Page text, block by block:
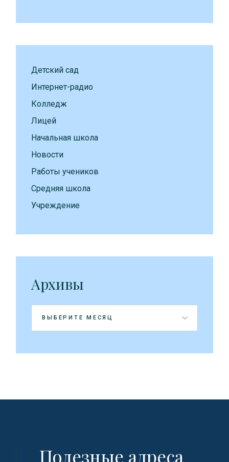
Детский сад
Интернет-радио
Колледж
Лицей
Начальная школа
Новости
Работы учеников
Средняя школа
Учреждение
Архивы
Архивы
Полезные адреса